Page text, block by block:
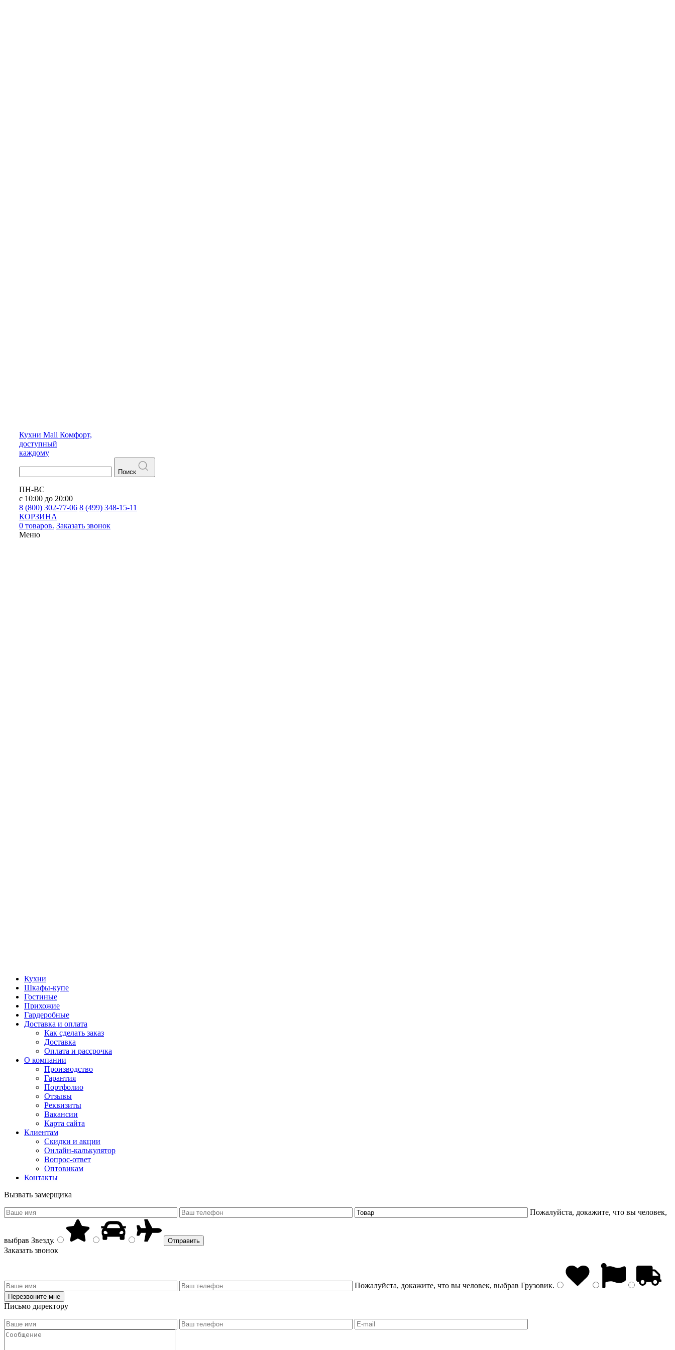
Кухни Mall Комфорт,
доступный
каждому
Поиск
ПН-ВС
с 10:00 до 20:00
8 (800) 302-77-06 8 (499) 348-15-11
КОРЗИНА
0 товаров. Заказать звонок
Меню
Кухни
Шкафы-купе
Гостиные
Прихожие
Гардеробные
Доставка и оплата
Как сделать заказ
Доставка
Оплата и рассрочка
О компании
Производство
Гарантия
Портфолио
Отзывы
Реквизиты
Вакансии
Карта сайта
Клиентам
Скидки и акции
Онлайн-калькулятор
Вопрос-ответ
Оптовикам
Контакты
Вызвать замерщика
Пожалуйста, докажите, что вы человек,
выбрав Звезду.
Заказать звонок
Пожалуйста, докажите, что вы человек, выбрав Грузовик.
Письмо директору